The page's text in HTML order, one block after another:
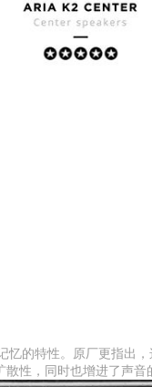
的特性。原厂更指出
性，同时也增进了声音